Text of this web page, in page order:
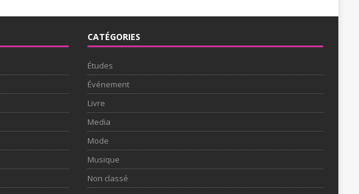
CATÉGORIES
Études
Événement
Livre
Media
Mode
Musique
Non classé